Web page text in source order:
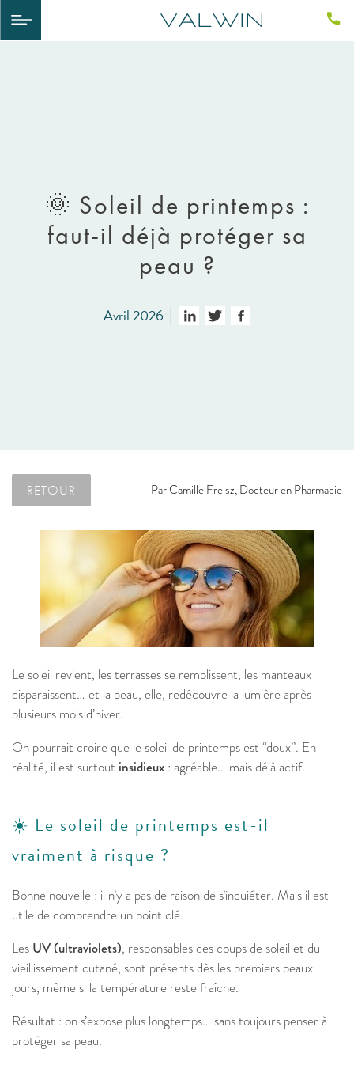
🌞 Soleil de printemps :
faut-il déjà protéger sa
peau ?
Avril 2026
RETOUR ParCamille Freisz, Docteur en Pharmacie
Le soleil revient, les terrasses se remplissent, les manteaux
disparaissent… et la peau, elle, redécouvre la lumière après
plusieurs mois d’hiver.
On pourrait croire que le soleil de printemps est “doux”. En
réalité, il est surtout insidieux : agréable… mais déjà actif.
☀️ Le soleil de printemps est-il
vraiment à risque ?
Bonne nouvelle : il n’y a pas de raison de s’inquiéter. Mais il est
utile de comprendre un point clé.
Les UV (ultraviolets), responsables des coups de soleil et du
vieillissement cutané, sont présents dès les premiers beaux
jours, même si la température reste fraîche.
Résultat : on s’expose plus longtemps… sans toujours penser à
protéger sa peau.